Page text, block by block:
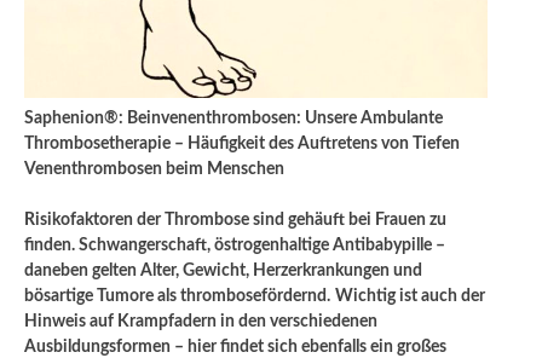
Saphenion®: Beinvenenthrombosen: Unsere Ambulante
Thrombosetherapie – Häufigkeit des Auftretens von Tiefen
Venenthrombosen beim Menschen
Risikofaktoren der Thrombose sind gehäuft bei Frauen zu
finden. Schwangerschaft, östrogenhaltige Antibabypille –
daneben gelten Alter, Gewicht, Herzerkrankungen und
bösartige Tumore als thrombosefördernd. Wichtig ist auch der
Hinweis auf Krampfadern in den verschiedenen
Ausbildungsformen – hier findet sich ebenfalls ein großes